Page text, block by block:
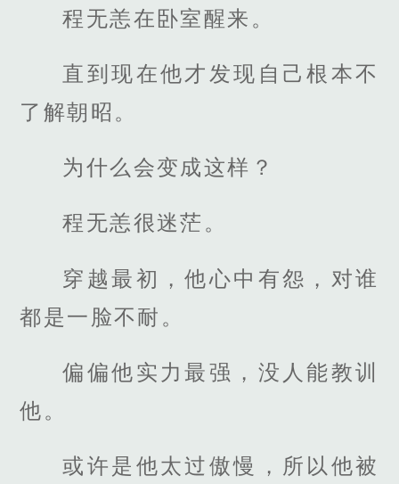
程无恙在卧室醒来。
直到现在他才发现自己根本不
了解朝昭。
为什么会变成这样？
程无恙很迷茫。
穿越最初，他心中有怨，对谁
都是一脸不耐。
偏偏他实力最强，没人能教训
他。
或许是他太过傲慢，所以他被